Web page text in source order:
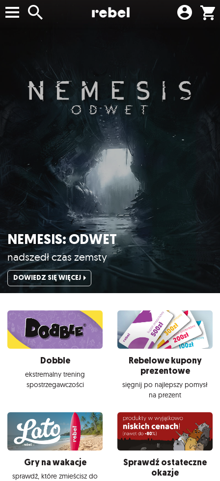
NEMESIS: ODWET
nadszedł czas zemsty
DOWIEDZ SIĘ WIĘCEJ
Dobble
ekstremalny trening
spostrzegawczości
Rebelowe kupony
prezentowe
sięgnij po najlepszy pomysł
na prezent
Gry na wakacje
sprawdź, które zmieścisz do
Sprawdź ostateczne
okazje